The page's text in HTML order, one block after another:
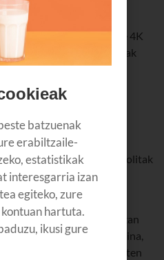
Android TB duen gure 4K
txertatzen lehenak
telesail batzuk gal ez
antolatzen baititu, une politak
Encounterren eta
partaidetzarik handiena izan
pasatxoan agortu dira. Baina,
berrien sorleku gisa duten
batzuenak
erabiltzaile-
estatistikak
interesgarria izan
egiteko, zure
hartuta.
ikusi gure